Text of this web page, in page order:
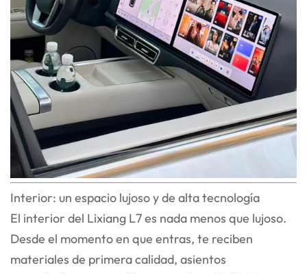
Interior: un espacio lujoso y de alta tecnología
El interior del Lixiang L7 es nada menos que lujoso.
Desde el momento en que entras, te reciben
materiales de primera calidad, asientos